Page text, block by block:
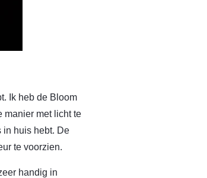
Ik heb de Bloom
manier met licht te
in huis hebt. De
te voorzien.
handig in